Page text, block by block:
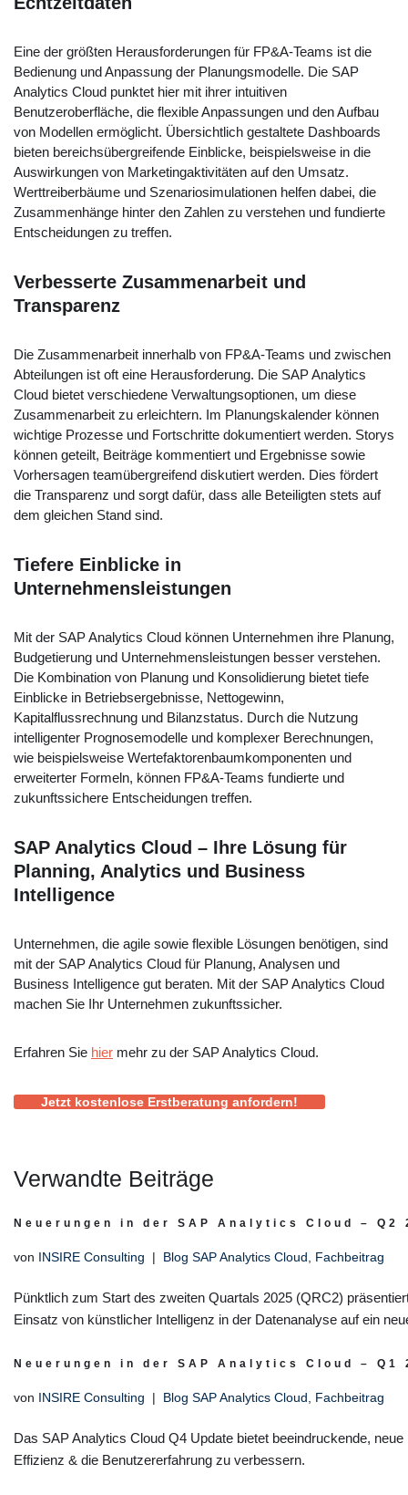
Eine der größten Herausforderungen für FP&A-Teams ist die
Bedienung und Anpassung der Planungsmodelle. Die SAP
Analytics Cloud punktet hier mit ihrer intuitiven
Benutzeroberfläche, die flexible Anpassungen und den Aufbau
von Modellen ermöglicht. Übersichtlich gestaltete Dashboards
bieten bereichsübergreifende Einblicke, beispielsweise in die
Auswirkungen von Marketingaktivitäten auf den Umsatz.
Werttreiberbäume und Szenariosimulationen helfen dabei, die
Zusammenhänge hinter den Zahlen zu verstehen und fundierte
Entscheidungen zu treffen.
Verbesserte Zusammenarbeit und
Transparenz
Die Zusammenarbeit innerhalb von FP&A-Teams und zwischen
Abteilungen ist oft eine Herausforderung. Die SAP Analytics
Cloud bietet verschiedene Verwaltungsoptionen, um diese
Zusammenarbeit zu erleichtern. Im Planungskalender können
wichtige Prozesse und Fortschritte dokumentiert werden. Storys
können geteilt, Beiträge kommentiert und Ergebnisse sowie
Vorhersagen teamübergreifend diskutiert werden. Dies fördert
die Transparenz und sorgt dafür, dass alle Beteiligten stets auf
dem gleichen Stand sind.
Tiefere Einblicke in
Unternehmensleistungen
Mit der SAP Analytics Cloud können Unternehmen ihre Planung,
Budgetierung und Unternehmensleistungen besser verstehen.
Die Kombination von Planung und Konsolidierung bietet tiefe
Einblicke in Betriebsergebnisse, Nettogewinn,
Kapitalflussrechnung und Bilanzstatus. Durch die Nutzung
intelligenter Prognosemodelle und komplexer Berechnungen,
wie beispielsweise Wertefaktorenbaumkomponenten und
erweiterter Formeln, können FP&A-Teams fundierte und
zukunftssichere Entscheidungen treffen.
SAP Analytics Cloud – Ihre Lösung für
Planning, Analytics und Business
Intelligence
Unternehmen, die agile sowie flexible Lösungen benötigen, sind
mit der SAP Analytics Cloud für Planung, Analysen und
Business Intelligence gut beraten. Mit der SAP Analytics Cloud
machen Sie Ihr Unternehmen zukunftssicher.
Erfahren Sie hier mehr zu der SAP Analytics Cloud.
Jetzt kostenlose Erstberatung anfordern!
Verwandte Beiträge
Neuerungen in der SAP Analytics Cloud – Q2
von INSIRE Consulting Blog SAP Analytics Cloud , Fachbeitrag
Pünktlich zum Start des zweiten Quartals 2025 (QRC2)
Einsatz von künstlicher Intelligenz in der Datenanalyse auf ein
Neuerungen in der SAP Analytics Cloud – Q1
von INSIRE Consulting Blog SAP Analytics Cloud , Fachbeitrag
Das SAP Analytics Cloud Q4 Update bietet beeindruckende,
Effizienz & die Benutzererfahrung zu verbessern.